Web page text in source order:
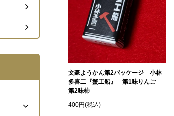
文豪ようかん第2パッケージ 小林
多喜二『蟹工船』 第1味りんご
第2味柿
400円(税込)